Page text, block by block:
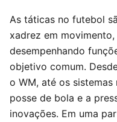
As táticas no futebol
xadrez em
desempenhando
objetivo comum.
o WM, até os
posse de bola e a
inovações. Em uma